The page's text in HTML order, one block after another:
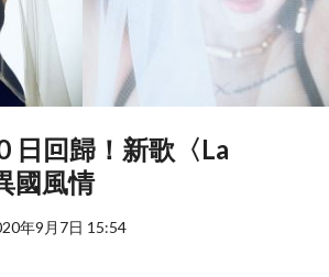
日回歸！新歌〈La
國風情
年9月7日 15:54